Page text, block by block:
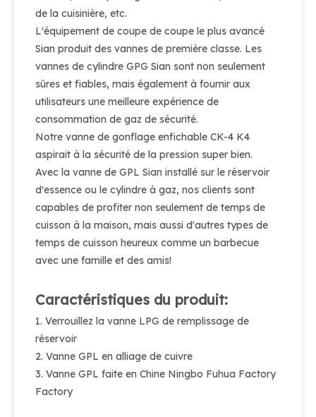
de la cuisinière, etc.
L'équipement de coupe de coupe le plus avancé
Sian produit des vannes de première classe. Les
vannes de cylindre GPG Sian sont non seulement
sûres et fiables, mais également à fournir aux
utilisateurs une meilleure expérience de
consommation de gaz de sécurité.
Notre vanne de gonflage enfichable CK-4 K4
aspirait à la sécurité de la pression super bien.
Avec la vanne de GPL Sian installé sur le réservoir
d'essence ou le cylindre à gaz, nos clients sont
capables de profiter non seulement de temps de
cuisson à la maison, mais aussi d'autres types de
temps de cuisson heureux comme un barbecue
avec une famille et des amis!
Caractéristiques du produit:
1. Verrouillez la vanne LPG de remplissage de
réservoir
2. Vanne GPL en alliage de cuivre
3. Vanne GPL faite en Chine Ningbo Fuhua Factory
Factory